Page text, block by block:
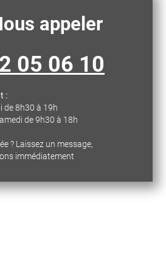
appeler
05 06 10
:
de 8h30 à 19h
de 9h30 à 18h
? Laissez un message,
immédiatement